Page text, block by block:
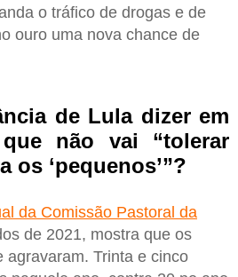
o tráfico de drogas e de
ouro uma nova chance de
de Lula dizer em
não vai “tolerar
os ‘pequenos’”?
da Comissão Pastoral da
de 2021, mostra que os
agravaram. Trinta e cinco